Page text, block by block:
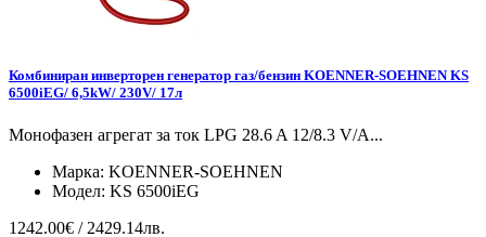
Комбиниран инверторен генератор газ/бензин KOENNER-SOEHNEN KS
6500iEG/ 6,5kW/ 230V/ 17л
Монофазен агрегат за ток LPG 28.6 A 12/8.3 V/А...
Марка: KOENNER-SOEHNEN
Модел: KS 6500iEG
1242.00€ / 2429.14лв.